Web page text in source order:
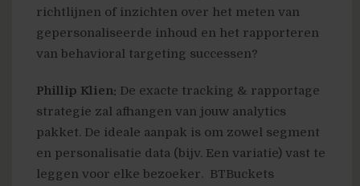
richtlijnen of inzichten over het meten van
gepersonaliseerde inhoud en het rapporteren
van behavioral targeting successen?
Phillip Klien: De exacte tracking & rapportage
strategie zal afhangen van jouw analytics
pakket. De ideale aanpak is om zowel segment
en personalisatie data (bijv. Een variatie) vast te
leggen voor elke bezoeker. BTBuckets